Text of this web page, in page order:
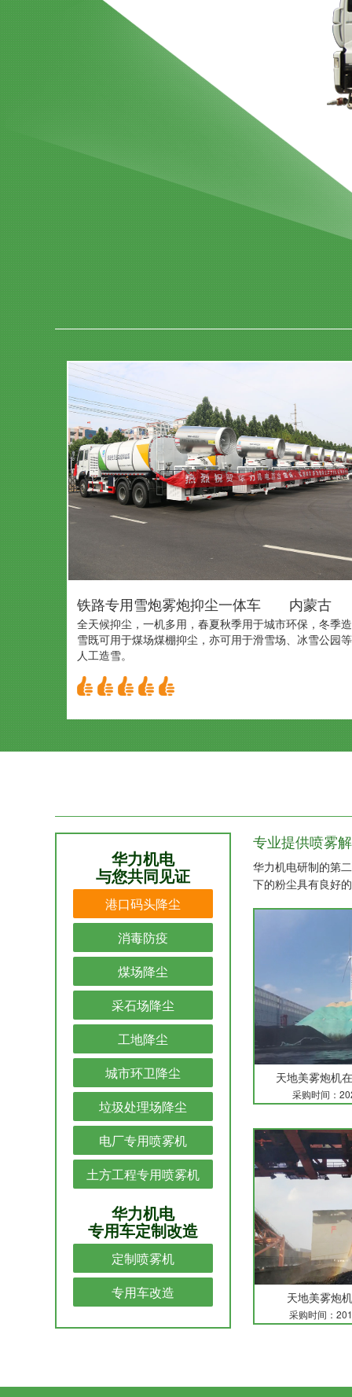
铁路专用雪炮雾炮抑尘一体车 内蒙古
全天候抑尘，一机多用，春夏秋季用于城市环保，冬季造
雪既可用于煤场煤棚抑尘，亦可用于滑雪场、冰雪公园等
人工造雪。
华力机电
与您共同见证
港口码头降尘
消毒防疫
煤场降尘
采石场降尘
工地降尘
城市环卫降尘
垃圾处理场降尘
电厂专用喷雾机
土方工程专用喷雾机
华力机电
专用车定制改造
定制喷雾机
专用车改造
专业提供喷雾
华力机电研制的第
下的粉尘具有良好
天地美雾炮机
采购时间：
天地美雾炮
采购时间：